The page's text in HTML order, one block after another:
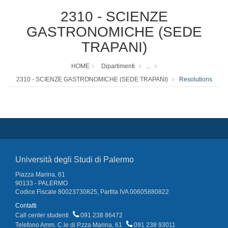
2310 - SCIENZE
GASTRONOMICHE (SEDE
TRAPANI)
HOME Dipartimenti
...
2310 - SCIENZE GASTRONOMICHE (SEDE TRAPANI)
Resolutions
Università degli Studi di Palermo
Piazza Marina, 61
90133 - PALERMO
Codice Fiscale 80023730825, Partita IVA 00605880822
Contatti
Call center studenti
091 238 86472
Telefono Amm. C.le di P.zza Marina, 61
091 238 93011